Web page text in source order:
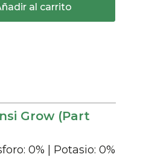
al carrito
Grow (Part
0% | Potasio: 0%